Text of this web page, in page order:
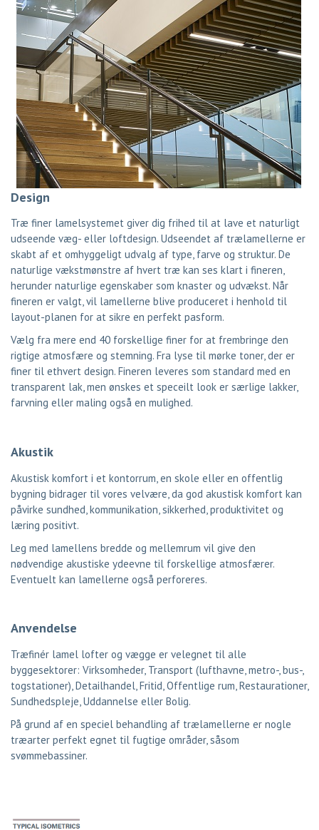
Design
Træ finer lamelsystemet giver dig frihed til at lave et naturligt
udseende væg- eller loftdesign. Udseendet af trælamellerne er
skabt af et omhyggeligt udvalg af type, farve og struktur. De
naturlige vækstmønstre af hvert træ kan ses klart i fineren,
herunder naturlige egenskaber som knaster og udvækst. Når
fineren er valgt, vil lamellerne blive produceret i henhold til
layout-planen for at sikre en perfekt pasform.
Vælg fra mere end 40 forskellige finer for at frembringe den
rigtige atmosfære og stemning. Fra lyse til mørke toner, der er
finer til ethvert design. Fineren leveres som standard med en
transparent lak, men ønskes et speceilt look er særlige lakker,
farvning eller maling også en mulighed.
Akustik
Akustisk komfort i et kontorrum, en skole eller en offentlig
bygning bidrager til vores velvære, da god akustisk komfort kan
påvirke sundhed, kommunikation, sikkerhed, produktivitet og
læring positivt.
Leg med lamellens bredde og mellemrum vil give den
nødvendige akustiske ydeevne til forskellige atmosfærer.
Eventuelt kan lamellerne også perforeres.
Anvendelse
Træfinér lamel lofter og vægge er velegnet til alle
byggesektorer: Virksomheder, Transport (lufthavne, metro-, bus-,
togstationer), Detailhandel, Fritid, Offentlige rum, Restaurationer,
Sundhedspleje, Uddannelse eller Bolig.
På grund af en speciel behandling af trælamellerne er nogle
træarter perfekt egnet til fugtige områder, såsom
svømmebassiner.